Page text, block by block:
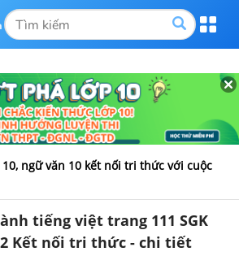
10, ngữ văn 10 kết nối tri thức với cuộc
tiếng việt trang 111 SGK
Kết nối tri thức - chi tiết